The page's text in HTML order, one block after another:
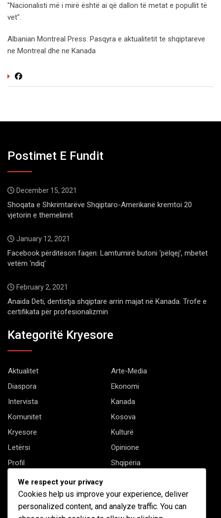
"Nacionalisti më i mirë është ai që dallon të metat e popullit të
vet".
Albanian Montreal Press. Pasqyra e aktualitetit te shqiptareve
ne Montreal dhe ne Kanada
Postimet E Fundit
December 15, 2021
Shoqata e Shkrimtarëve Shqiptaro-Amerikanë kremtoi 20
vjetorin e themelimit
January 12, 2021
Facebook përditëson faqen: Lamtumirë butoni ‘pëlqej’, mbetet
vetëm ‘ndiq’
February 2, 2021
Anaida Deti, dentistja shqiptare arrin majat në Kanada. Trofe e
certifikata për profesionalizmin
Kategoritë Kryesore
Aktualitet
Arte-Media
Diaspora
Ekonomi
Intervista
Kanada
Komunitet
Kosova
Kryesore
Kulturë
Letërsi
Opinione
Profil
Shqipëria
Shqiptarët në biznes
Të tjera
We respect your privacy
Cookies help us improve your experience, deliver
personalized content, and analyze traffic. You can